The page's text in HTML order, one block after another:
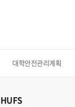
대학안전관리계획
HUFS